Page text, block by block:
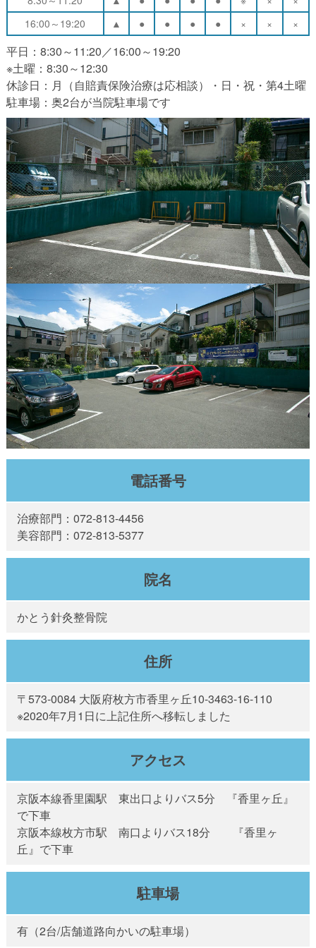
16:00～19:20
▲ ● ● ● ● × × ×
平日：8:30～11:20／16:00～19:20
※土曜：8:30～12:30
休診日：月（自賠責保険治療は応相談）・日・祝・第4土曜
駐車場：奥2台が当院駐車場です
電話番号
治療部門：072-813-4456
美容部門：072-813-5377
院名
かとう針灸整骨院
住所
〒573-0084 大阪府枚方市香里ヶ丘10-3463-16-110
※2020年7月1日に上記住所へ移転しました
アクセス
京阪本線香里園駅 東出口よりバス5分 『香里ヶ丘』
で下車
京阪本線枚方市駅 南口よりバス18分 『香里ヶ
丘』で下車
駐車場
有（2台/店舗道路向かいの駐車場）